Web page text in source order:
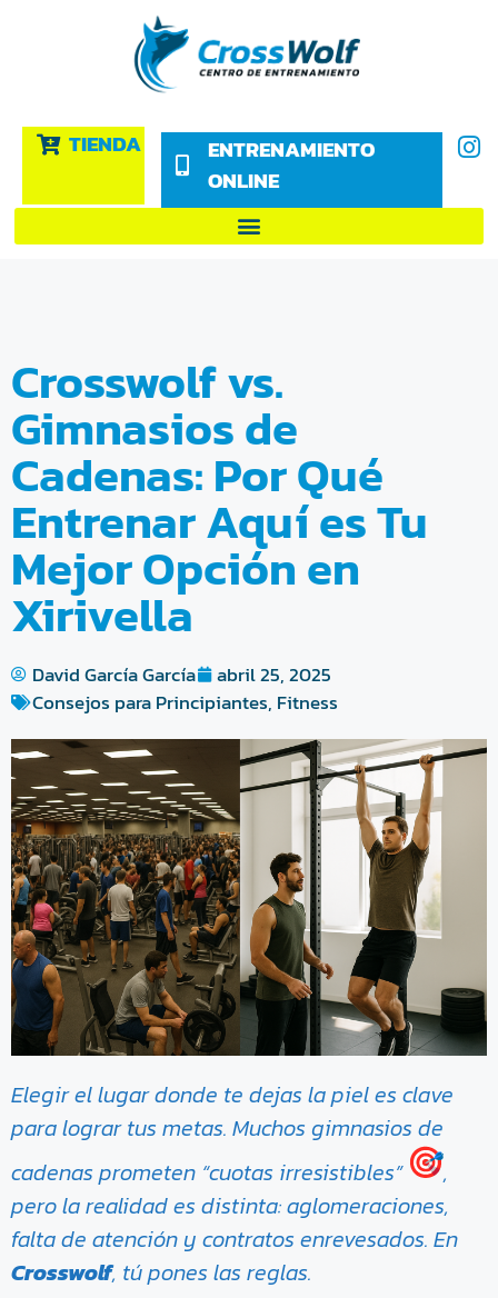
TIENDA
ENTRENAMIENTO
ONLINE
Crosswolf vs.
Gimnasios de
Cadenas: Por Qué
Entrenar Aquí es Tu
Mejor Opción en
Xirivella
David García García
abril 25, 2025
Consejos para Principiantes, Fitness
Elegir el lugar donde te dejas la piel es clave
para lograr tus metas. Muchos gimnasios de
cadenas prometen “cuotas irresistibles”
,
pero la realidad es distinta: aglomeraciones,
falta de atención y contratos enrevesados. En
Crosswolf, tú pones las reglas.